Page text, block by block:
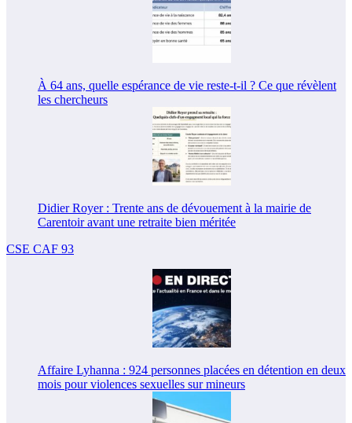
À 64 ans, quelle espérance de vie reste-t-il ? Ce que révèlent
les chercheurs
Didier Royer : Trente ans de dévouement à la mairie de
Carentoir avant une retraite bien méritée
CSE CAF 93
Affaire Lyhanna : 924 personnes placées en détention en deux
mois pour violences sexuelles sur mineurs